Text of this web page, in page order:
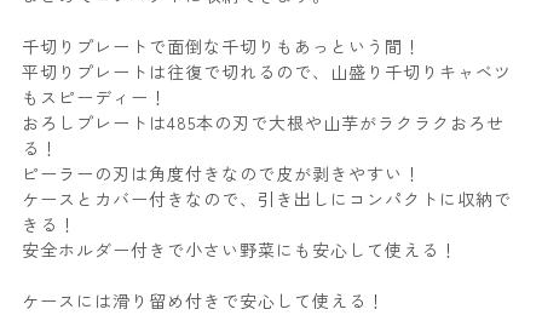
千切りプレートで面倒な千切りもあっという間！
平切りプレートは往復で切れるので、山盛り千切りキャベツ
もスピーディー！
おろしプレートは485本の刃で大根や山芋がラクラクおろせ
る！
ピーラーの刃は角度付きなので皮が剥きやすい！
ケースとカバー付きなので、引き出しにコンパクトに収納で
きる！
安全ホルダー付きで小さい野菜にも安心して使える！
ケースには滑り留め付きで安心して使える！